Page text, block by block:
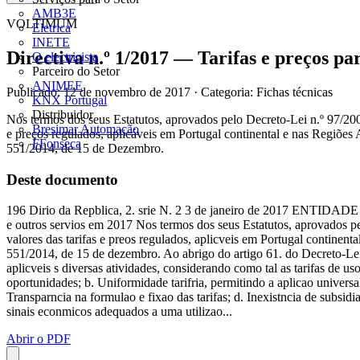
AMB3E
Eletrica
INETE
O electricista
Parceiro do Setor
ANIMEE
KNX Portugal
Distribuidor
Bresimar Automação
FFonseca
VOLTIMUM
Directiva n.º 1/2017 — Tarifas e preços
Publicado: 12 de novembro de 2017 · Categoria: Fichas técnicas
Nos termos dos seus Estatutos, aprovados pelo Decreto-Lei n.º 97/
e preços regulados, aplicáveis em Portugal continental e nas
551/2014, de 15 de Dezembro.
Deste documento
196 Dirio da Repblica, 2. srie N. 2 3 de janeiro de 2017
e outros servios em 2017 Nos termos dos seus Estatutos,
valores das tarifas e preos regulados, aplicveis em Portugal
551/2014, de 15 de dezembro. Ao abrigo do artigo 61. do Decreto-
aplicveis s diversas atividades, considerando como tal as tarifas de
oportunidades; b. Uniformidade tarifria, permitindo a aplicao
Transparncia na formulao e fixao das tarifas; d. Inexistncia de
sinais econmicos adequados a uma utilizao...
Abrir o PDF